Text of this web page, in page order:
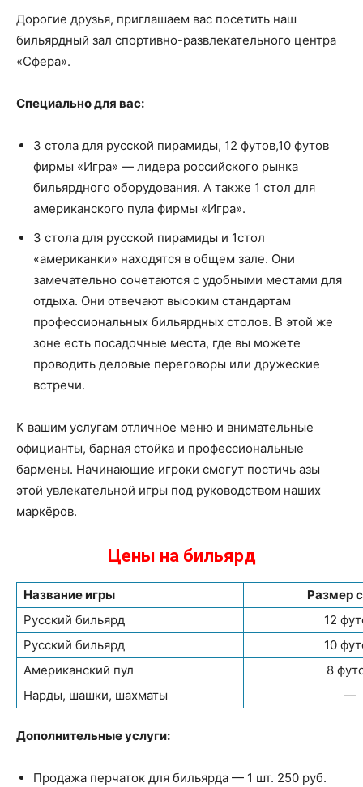
Дорогие друзья, приглашаем вас посетить наш
бильярдный зал спортивно-развлекательного центра
«Сфера».
Специально для вас:
3 стола для русской пирамиды, 12 футов,10 футов
фирмы «Игра» — лидера российского рынка
бильярдного оборудования. А также 1 стол для
американского пула фирмы «Игра».
3 стола для русской пирамиды и 1стол
«американки» находятся в общем зале. Они
замечательно сочетаются с удобными местами для
отдыха. Они отвечают высоким стандартам
профессиональных бильярдных столов. В этой же
зоне есть посадочные места, где вы можете
проводить деловые переговоры или дружеские
встречи.
К вашим услугам отличное меню и внимательные
официанты, барная стойка и профессиональные
бармены. Начинающие игроки смогут постичь азы
этой увлекательной игры под руководством наших
маркёров.
Цены на бильярд
Название игры
Размер
Русский бильярд
12
Русский бильярд
10
Американский пул
8
Нарды, шашки, шахматы
—
Дополнительные услуги:
Продажа перчаток для бильярда — 1 шт. 250 руб.